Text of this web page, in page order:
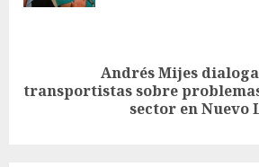
Andrés Mijes
transportistas sobre
sector en Nuevo